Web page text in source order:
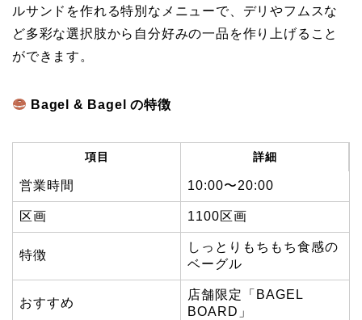
ルサンドを作れる特別なメニューで、デリやフムスな
ど多彩な選択肢から自分好みの一品を作り上げること
ができます。
Bagel & Bagel の特徴
項目 詳細
営業時間 10:00〜20:00
区画 1100区画
特徴
しっとりもちもち食感の
ベーグル
おすすめ
店舗限定「BAGEL
BOARD」